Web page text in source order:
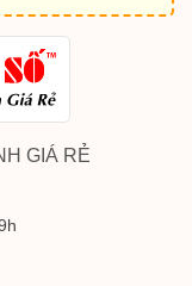
GIÁ RẺ